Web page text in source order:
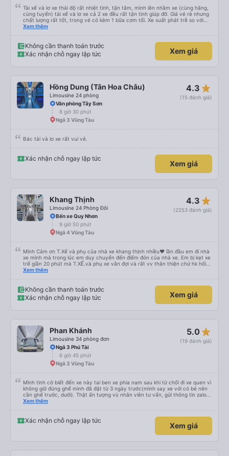
Tài xế và lơ xe thái độ rất nhiệt tình, tận tâm, mình lên nhầm xe (cùng hãng,
cùng tuyến) tài xế và lơ xe cả 2 xe đều rất tận tình giúp đỡ. Giá vé rẻ nhưng
chất lượng rất tốt, trong vé có kèm 1 bữa cơm tối. Xe xuất phát trễ so với
trên app 45p, nhưng do bão nên trời mưa rất to, có thể thông cảm được.
Xem thêm
Không cần thanh toán trước
Xác nhận chỗ ngay lập tức
Xem giá
Hồng Dung (Tân Hoa Châu)
Limousine 24 phòng
4.3 star_rate
(15 đánh giá)
Văn phòng Tây Sơn
8 giờ 30 phút
Ngã 3 Vũng Tàu
Bác tài và lơ xe rất vui vẻ.
Xác nhận chỗ ngay lập tức
Xem giá
Khang Thịnh
Limousine 24 Phòng Đôi
4.3 star_rate
(2253 đánh giá)
Bến xe Quy Nhơn
9 giờ 50 phút
Ngã 4 Vũng Tàu
Mình Cảm ơn T.Xế và phụ của nhà xe khang thịnh nhiều❤️ lần đầu em đi nhà
xe mình mà trong lúc em duy chuyển đến điểm đón của nhà xe. Em bị kẹt xe
trể giần 20 phút mà T.XẾ.và phụ xe vẫn đợi và rất vv thân thiện chứ hk hối
mình như những nhà xe khác. Xe mình đi là loại xe 24p đôi . xe có rèm kéo
.và 1 trạm. Dùng cho mn ăn ún. Dù 2 trạm dùng ở cây xăng để xe nộp nhiên
liệu và cho mn đi wc nhưng nhà wc của cây xăng nhà xe này dùng rất chi là
sạch sẽ. Hk có mùi khó chiệu như những trạm khác. Mà hình như nhà xe này
phát triển mạnh hơn🥰
Xem thêm
Không cần thanh toán trước
Xác nhận chỗ ngay lập tức
Xem giá
Phan Khánh
Limousine 34 phòng đơn
5.0 star_rate
(19 đánh giá)
Ngã 3 Phú Tài
6 giờ 45 phút
Ngã 3 Vũng Tàu
Mình tình cờ biết đến xe này tai ben xe phia nam sau khi từ chối đi xe quen vì
không giữ đúng ghế mình đã đặt từ 3 ngày trước(mình say xe với có bé nên
cần ghế trước, dưới). Thật ấn tượng vù nhân viên tư vấn, gửi thông tin zalo
rõ ràng, chuyên nghiệp. Đi đúng giờ, xe mới toanh, sạch sẽ thơm tho, buồng
các anh tài và lơ cũng cực dễ thương, tâm lý. 10 điểm không nhưng. Mình sẽ
lưu lại để giới thiệu người nhà, bạn bè đi xe này. ưng hết sức. Giờ thấy may
Xem thêm
Xác nhận chỗ ngay lập tức
Xem giá